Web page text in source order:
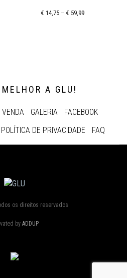
€ 14,75– € 59,99
A GLU!
GALERIA
FACEBOOK
POLÍTICA DE PRIVACIDADE FAQ
os direitos reservados
by ADDUP